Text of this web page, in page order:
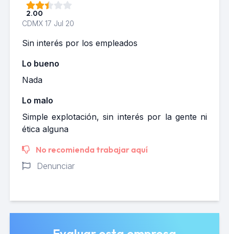
2.00
CDMX 17 Jul 20
Sin interés por los empleados
Lo bueno
Nada
Lo malo
Simple explotación, sin interés por la gente ni
ética alguna
No recomienda trabajar aquí
Denunciar